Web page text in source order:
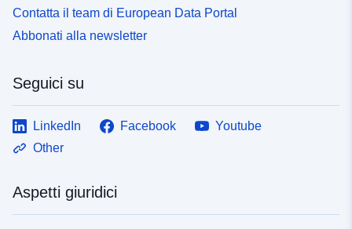
Contatta il team di European Data Portal
Abbonati alla newsletter
Seguici su
LinkedIn Facebook
Youtube
Other
Aspetti giuridici